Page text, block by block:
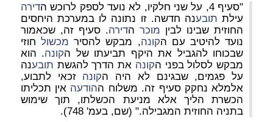
"סעיף 4, על שני חלקיו, לא נועד לספק לרוכש ה
דירה
עילת תובענה חדשה. זו נתונה לו במערכת היחסים
החוזית שבינו לבין מוכרהדירה. סעיף זה, שכאמור
נועד להיטיב עם הקונה, מבקש להסיר מכשול חוזי
שבכוחו להגביל את היקף תביעתו של הקונה. הוא
מבקש לסלול בפני הקונה את הדרך להגשת תובענה
על פגמים, שבגינם לא היה הקונה זכאי לתבוע,
אלמלא נחקק סעיף זה. משלוח ההודעה אין תכליתו
הכשרת הליך אלא מניעת הכשלתו, תוך שימוש
בתניה החוזית המגבילה." (שם, בעמ' 748).